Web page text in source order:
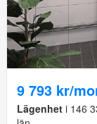
9 793 kr/
Lägenhet i 146